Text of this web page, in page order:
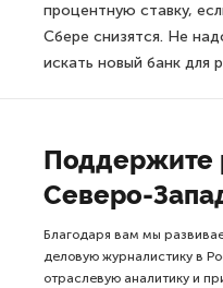
процентную ставку,
Сбере снизятся. Не
искать новый банк для
Поддержите
Северо-
Благодаря вам мы
деловую журналистику в
отраслевую аналитику и